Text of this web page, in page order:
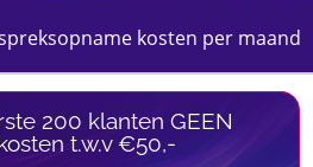
kosten per maand
200 klanten GEEN
t.w.v €50,-